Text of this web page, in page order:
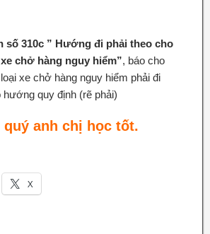
số 310c ” Hướng đi phải theo cho
chở hàng nguy hiểm”, báo cho
xe chở hàng nguy hiểm phải đi
hướng quy định (rẽ phải)
quý anh chị học tốt.
X